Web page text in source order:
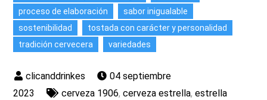
proceso de elaboración
sabor inigualable
sostenibilidad
tostada con carácter y personalidad
tradición cervecera
variedades
04 septiembre
2023
cerveza 1906,cerveza estrella,estrella